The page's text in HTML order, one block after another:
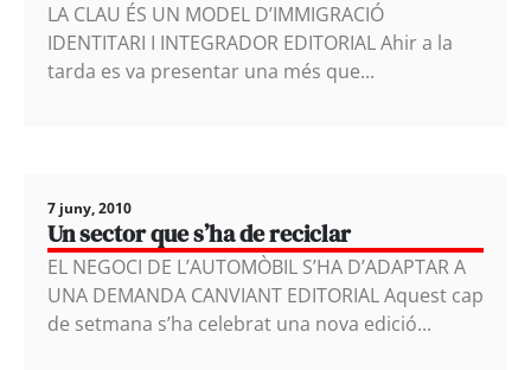
LA CLAU ÉS UN MODEL D’IMMIGRACIÓ
IDENTITARI I INTEGRADOR EDITORIAL Ahir a la
tarda es va presentar una més que...
7 juny, 2010
Un sector que s’ha de reciclar
EL NEGOCI DE L’AUTOMÒBIL S’HA D’ADAPTAR A
UNA DEMANDA CANVIANT EDITORIAL Aquest cap
de setmana s’ha celebrat una nova edició...